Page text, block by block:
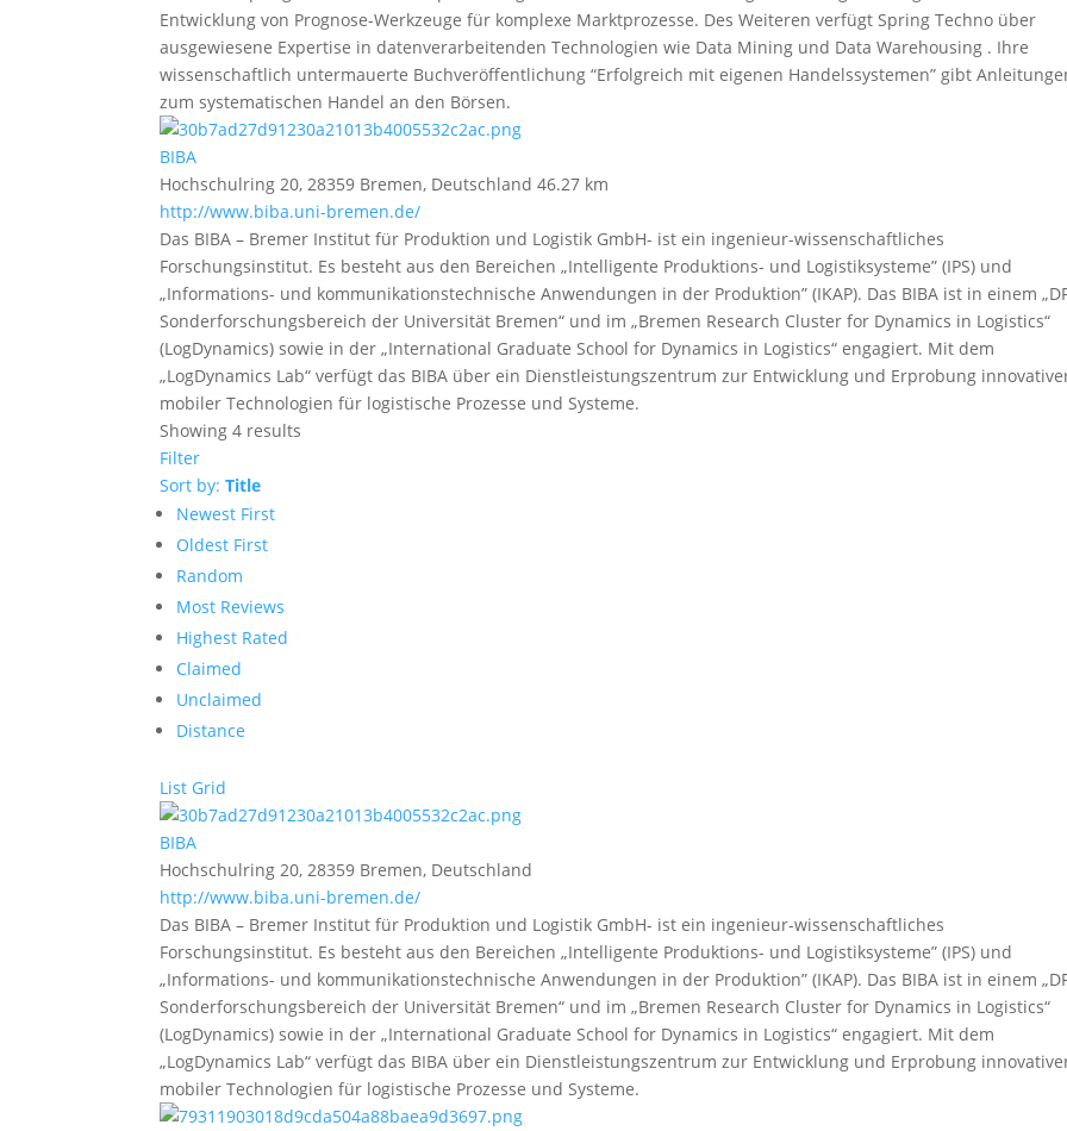
Entwicklung von Prognose-Werkzeuge für komplexe Marktprozesse. Des Weiteren verfügt Spring Techno über
ausgewiesene Expertise in datenverarbeitenden Technologien wie Data Mining und Data Warehousing . Ihre
wissenschaftlich untermauerte Buchveröffentlichung “Erfolgreich mit eigenen Handelssystemen” gibt
zum systematischen Handel an den Börsen.
BIBA
Hochschulring 20, 28359 Bremen, Deutschland 46.27 km
http://www.biba.uni-bremen.de/
Das BIBA – Bremer Institut für Produktion und Logistik GmbH- ist ein ingenieur-wissenschaftliches
Forschungsinstitut. Es besteht aus den Bereichen „Intelligente Produktions- und Logistiksysteme” (IPS) und
„Informations- und kommunikationstechnische Anwendungen in der Produktion” (IKAP). Das BIBA ist in einem
Sonderforschungsbereich der Universität Bremen“ und im „Bremen Research Cluster for Dynamics in Logistics“
(LogDynamics) sowie in der „International Graduate School for Dynamics in Logistics“ engagiert. Mit dem
„LogDynamics Lab“ verfügt das BIBA über ein Dienstleistungszentrum zur Entwicklung und Erprobung
mobiler Technologien für logistische Prozesse und Systeme.
Showing 4 results
Filter
Sort by:Title
Newest First
Oldest First
Random
Most Reviews
Highest Rated
Claimed
Unclaimed
Distance
List Grid
BIBA
Hochschulring 20, 28359 Bremen, Deutschland
http://www.biba.uni-bremen.de/
Das BIBA – Bremer Institut für Produktion und Logistik GmbH- ist ein ingenieur-wissenschaftliches
Forschungsinstitut. Es besteht aus den Bereichen „Intelligente Produktions- und Logistiksysteme” (IPS) und
„Informations- und kommunikationstechnische Anwendungen in der Produktion” (IKAP). Das BIBA ist in einem
Sonderforschungsbereich der Universität Bremen“ und im „Bremen Research Cluster for Dynamics in Logistics“
(LogDynamics) sowie in der „International Graduate School for Dynamics in Logistics“ engagiert. Mit dem
„LogDynamics Lab“ verfügt das BIBA über ein Dienstleistungszentrum zur Entwicklung und Erprobung
mobiler Technologien für logistische Prozesse und Systeme.